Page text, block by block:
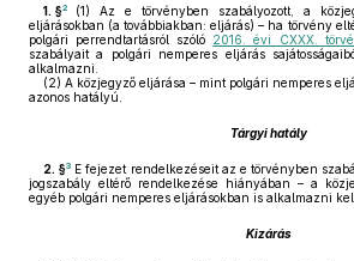
1. §2 (1) Az e törvényben szabályozott, a
eljárásokban (a továbbiakban: eljárás) – ha törvény
polgári perrendtartásról szóló 2016. évi CXXX.
szabályait a polgári nemperes eljárás
alkalmazni.
(2) A közjegyző eljárása – mint polgári nemperes
azonos hatályú.
Tárgyi hatály
2. §3 E fejezet rendelkezéseit az e törvényben
jogszabály eltérő rendelkezése hiányában – a
egyéb polgári nemperes eljárásokban is alkalmazni
Kizárás